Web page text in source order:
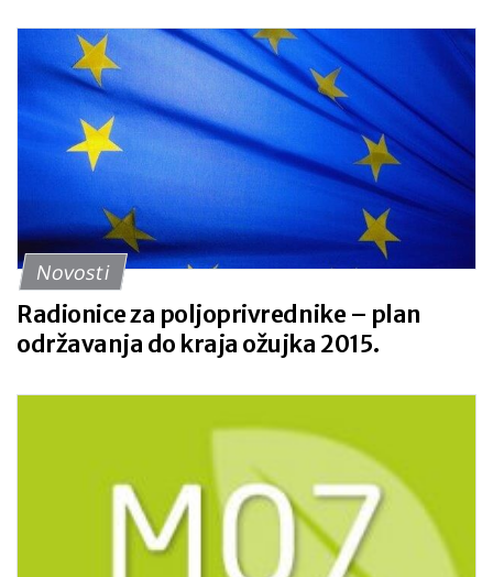
Novosti
Radionice za poljoprivrednike – plan
održavanja do kraja ožujka 2015.